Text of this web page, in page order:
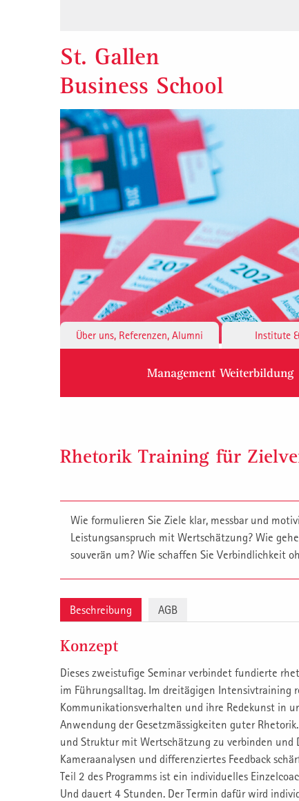
St. Gallen
Business School
Über uns, Referenzen, Alumni Institute
Management Weiterbildung
Rhetorik Training für
Wie formulieren Sie Ziele klar, messbar und
Leistungsanspruch mit Wertschätzung? Wie
souverän um? Wie schaffen Sie Verbindlichkeit
Beschreibung AGB
Konzept
Dieses zweistufige Seminar verbindet fundierte
im Führungsalltag. Im dreitägigen Intensivtraining
Kommunikationsverhalten und ihre Redekunst in
Anwendung der Gesetzmässigkeiten guter
und Struktur mit Wertschätzung zu verbinden und
Kameraanalysen und differenziertes Feedback
Teil 2 des Programms ist ein individuelles
Und dauert 4 Stunden. Der Termin dafür wird